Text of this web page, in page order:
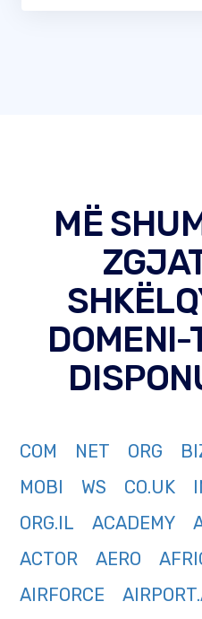
MË
DOMENI-
COM NET ORG
MOBI
WS CO.UK
ORG.IL
ACADEMY
ACTOR
AERO
AIRFORCE